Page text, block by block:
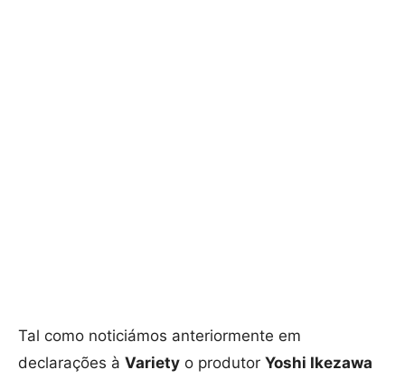
Tal como noticiámos anteriormente em
declarações à Variety o produtor Yoshi Ikezawa